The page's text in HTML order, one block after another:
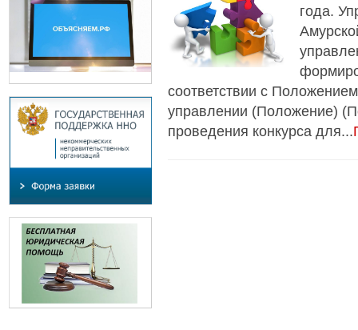
года.
соответствии с
управлении (Положение)
проведения конкурса для...